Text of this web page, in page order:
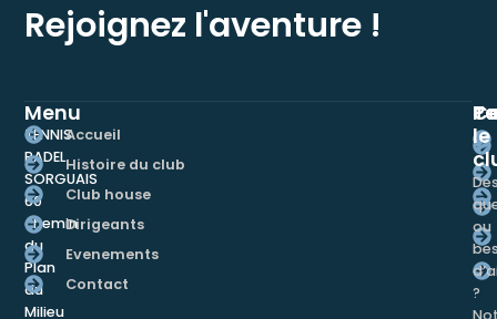
Rejoignez l'aventure !
TENNIS
PADEL
SORGUAIS
60
chemin
du
Plan
du
Milieu
Menu
Accueil
Histoire du club
Club house
Dirigeants
Evenements
Contact
le
ou
?